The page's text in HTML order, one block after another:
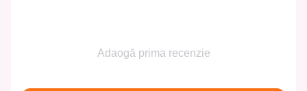
Adaogă prima recenzie